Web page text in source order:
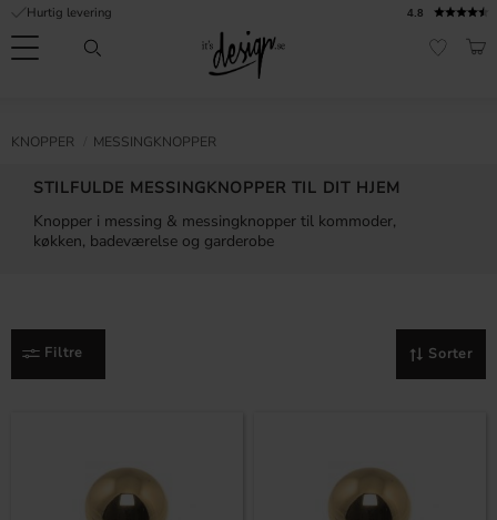
Menu
4.8
Hurtig levering
KNOPPER MESSINGKNOPPER
STILFULDE MESSINGKNOPPER TIL DIT HJEM
Knopper i messing & messingknopper til kommoder,
køkken, badeværelse og garderobe
Filtre Sorter
Ofte stillede
spørgsmål
Inspiration & Tips
Design